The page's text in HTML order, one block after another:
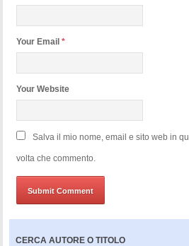
Your Email*
Your Website
Salva il mio nome, email e sito web in
volta che commento.
CERCA AUTORE O TITOLO